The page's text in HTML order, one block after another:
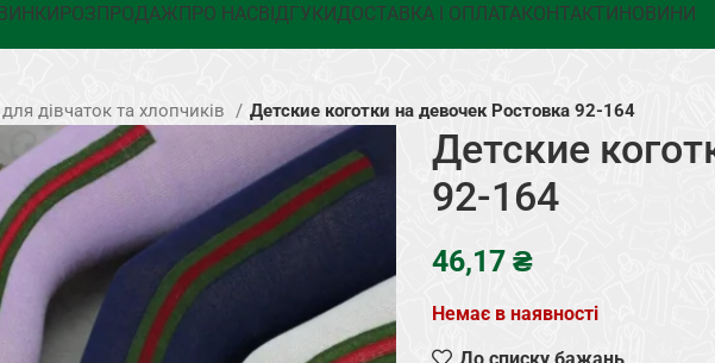
РОЗПРОДАЖПРО НАСВІДГУКИДОСТАВКА І ОПЛАТАКОНТАКТИНОВИНИ
дівчаток та хлопчиків Детские коготки на девочек Ростовка 92-164
Детские
92-164
₴
Немає в наявності
До списку бажань